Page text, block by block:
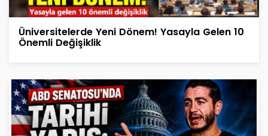
Üniversitelerde Yeni Dönem! Yasayla Gelen 10
Önemli Değişiklik